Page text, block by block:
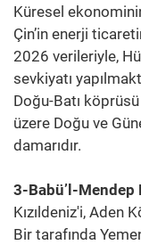
Küresel
Çin’in enerji
2026 verileriyle,
sevkiyatı
Doğu-Batı
üzere Doğu ve
damarıdır.
3-Babü’l-Mendep
Kızıldeniz'i, Aden
Bir tarafında